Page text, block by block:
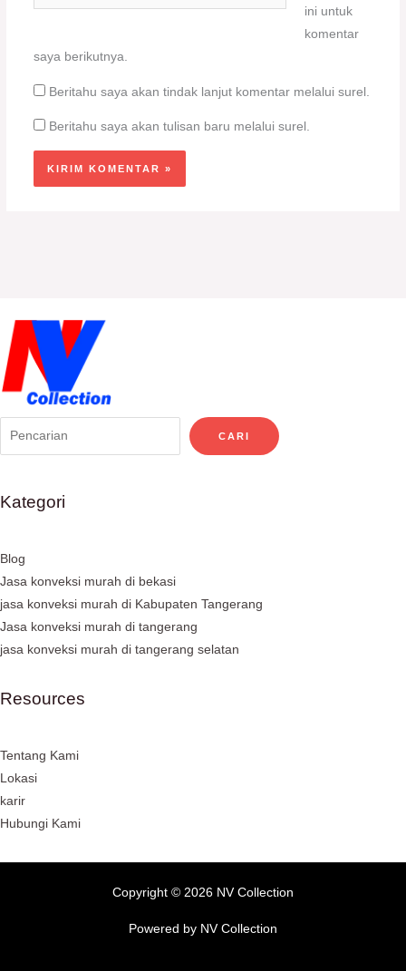
Web
ini untuk
komentar
saya berikutnya.
Beritahu saya akan tindak lanjut komentar melalui surel.
Beritahu saya akan tulisan baru melalui surel.
CARI
Kategori
Blog
Jasa konveksi murah di bekasi
jasa konveksi murah di Kabupaten Tangerang
Jasa konveksi murah di tangerang
jasa konveksi murah di tangerang selatan
Resources
Tentang Kami
Lokasi
karir
Hubungi Kami
Copyright © 2026 NV Collection
Powered by NV Collection